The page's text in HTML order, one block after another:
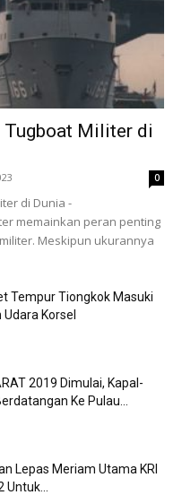
Tugboat Militer di
0
di Dunia -
memainkan peran penting
Meskipun ukurannya
Tempur Tiongkok Masuki
Korsel
2019 Dimulai, Kapal-
Ke Pulau...
Lepas Meriam Utama KRI